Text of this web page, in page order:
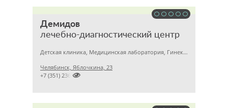
Демидов
лечебно-диагностический центр
Детская клиника, Медицинская лаборатория, Гинекология
Челябинск, Яблочкина, 23

+7 (351) 2364133